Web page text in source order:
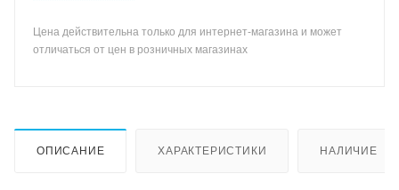
Цена действительна только для интернет-магазина и может
отличаться от цен в розничных магазинах
ОПИСАНИЕ ХАРАКТЕРИСТИКИ НАЛИЧИЕ